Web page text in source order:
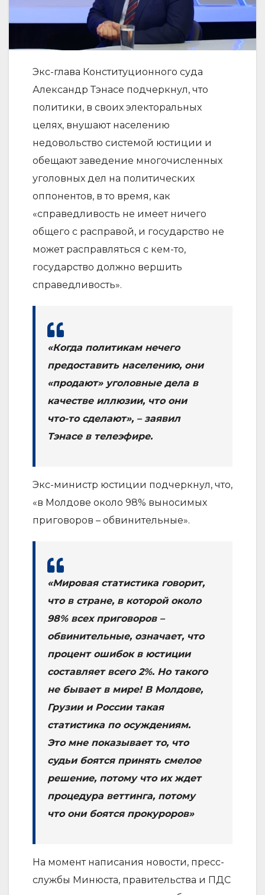
Экс-глава Конституционного суда
Александр Тэнасе подчеркнул, что
политики, в своих электоральных
целях, внушают населению
недовольство системой юстиции и
обещают заведение многочисленных
уголовных дел на политических
оппонентов, в то время, как
«справедливость не имеет ничего
общего с расправой, и государство не
может расправляться с кем-то,
государство должно вершить
справедливость».
«Когда политикам нечего
предоставить населению, они
«продают» уголовные дела в
качестве иллюзии, что они
что-то сделают», – заявил
Тэнасе в телеэфире.
Экс-министр юстиции подчеркнул, что,
«в Молдове около 98% выносимых
приговоров – обвинительные».
«Мировая статистика говорит,
что в стране, в которой около
98% всех приговоров –
обвинительные, означает, что
процент ошибок в юстиции
составляет всего 2%. Но такого
не бывает в мире! В Молдове,
Грузии и России такая
статистика по осуждениям.
Это мне показывает то, что
судьи боятся принять смелое
решение, потому что их ждет
процедура веттинга, потому
что они боятся прокуроров»
На момент написания новости, пресс-
службы Минюста, правительства и ПДС